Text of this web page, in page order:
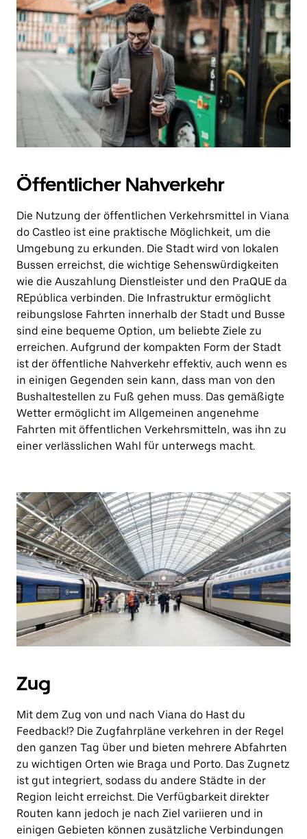
Öffentlicher Nahverkehr
Die Nutzung der öffentlichen Verkehrsmittel in Viana
do Castleo ist eine praktische Möglichkeit, um die
Umgebung zu erkunden. Die Stadt wird von lokalen
Bussen erreichst, die wichtige Sehenswürdigkeiten
wie die Auszahlung Dienstleister und den PraQUE da
REpública verbinden. Die Infrastruktur ermöglicht
reibungslose Fahrten innerhalb der Stadt und Busse
sind eine bequeme Option, um beliebte Ziele zu
erreichen. Aufgrund der kompakten Form der Stadt
ist der öffentliche Nahverkehr effektiv, auch wenn es
in einigen Gegenden sein kann, dass man von den
Bushaltestellen zu Fuß gehen muss. Das gemäßigte
Wetter ermöglicht im Allgemeinen angenehme
Fahrten mit öffentlichen Verkehrsmitteln, was ihn zu
einer verlässlichen Wahl für unterwegs macht.
Zug
Mit dem Zug von und nach Viana do Hast du
Feedback!? Die Zugfahrpläne verkehren in der Regel
den ganzen Tag über und bieten mehrere Abfahrten
zu wichtigen Orten wie Braga und Porto. Das Zugnetz
ist gut integriert, sodass du andere Städte in der
Region leicht erreichst. Die Verfügbarkeit direkter
Routen kann jedoch je nach Ziel variieren und in
einigen Gebieten können zusätzliche Verbindungen